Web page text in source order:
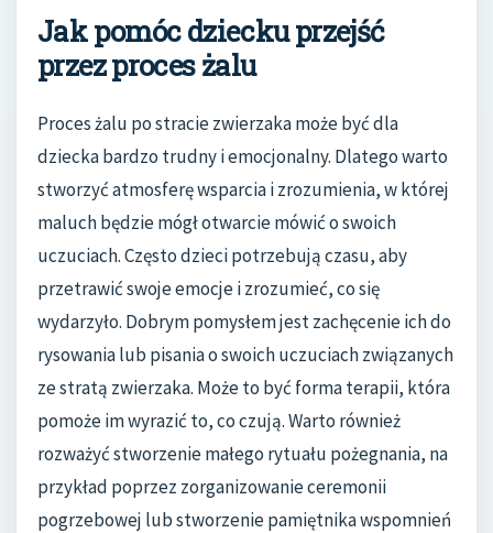
Jak pomóc dziecku przejść
przez proces żalu
Proces żalu po stracie zwierzaka może być dla
dziecka bardzo trudny i emocjonalny. Dlatego warto
stworzyć atmosferę wsparcia i zrozumienia, w której
maluch będzie mógł otwarcie mówić o swoich
uczuciach. Często dzieci potrzebują czasu, aby
przetrawić swoje emocje i zrozumieć, co się
wydarzyło. Dobrym pomysłem jest zachęcenie ich do
rysowania lub pisania o swoich uczuciach związanych
ze stratą zwierzaka. Może to być forma terapii, która
pomoże im wyrazić to, co czują. Warto również
rozważyć stworzenie małego rytuału pożegnania, na
przykład poprzez zorganizowanie ceremonii
pogrzebowej lub stworzenie pamiętnika wspomnień